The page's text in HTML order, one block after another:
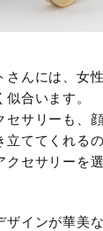
さんには、女
合います。
セサリーも、
立ててくれる
クセサリーを
ザインが華美